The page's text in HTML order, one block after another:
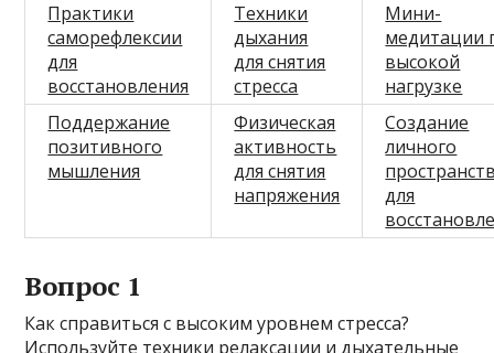
Практики
саморефлексии
для
восстановления
Техники
дыхания
для снятия
стресса
Мини-
медитации
высокой
нагрузке
Поддержание
позитивного
мышления
Физическая
активность
для снятия
напряжения
Создание
личного
для
Вопрос 1
Как справиться с высоким уровнем стресса?
Используйте техники релаксации и дыхательные